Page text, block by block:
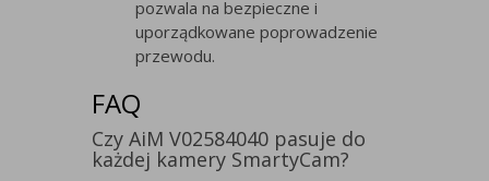
pozwala na bezpieczne i
uporządkowane poprowadzenie
przewodu.
FAQ
Czy AiM V02584040 pasuje do
każdej kamery SmartyCam?